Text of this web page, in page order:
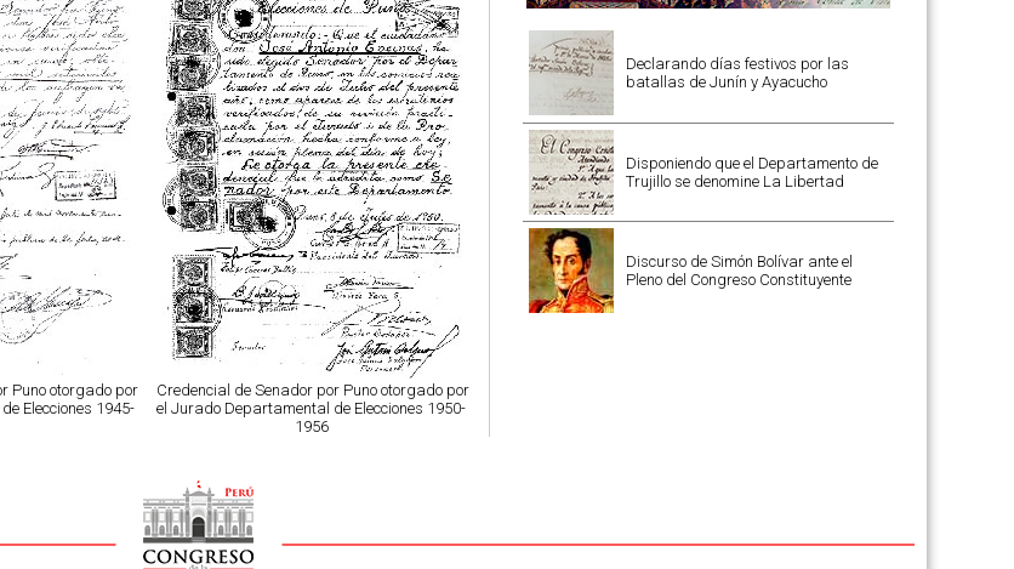
Puno otorgado por
Elecciones 1945-
Credencial de Senador por Puno otorgado por
el Jurado Departamental de Elecciones 1950-
1956
Declarando días festivos por las
batallas de Junín y Ayacucho
Disponiendo que el Departamento de
Trujillo se denomine La Libertad
Discurso de Simón Bolívar ante el
Pleno del Congreso Constituyente